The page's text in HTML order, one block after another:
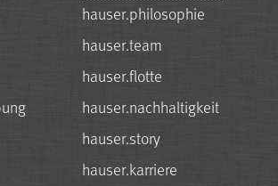
hauser.philosophie
hauser.team
hauser.flotte
hauser.nachhaltigkeit
hauser.story
hauser.karriere